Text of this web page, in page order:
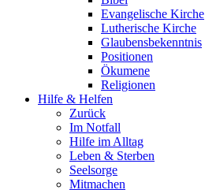
Evangelische Kirche
Lutherische Kirche
Glaubensbekenntnis
Positionen
Ökumene
Religionen
Hilfe & Helfen
Zurück
Im Notfall
Hilfe im Alltag
Leben & Sterben
Seelsorge
Mitmachen